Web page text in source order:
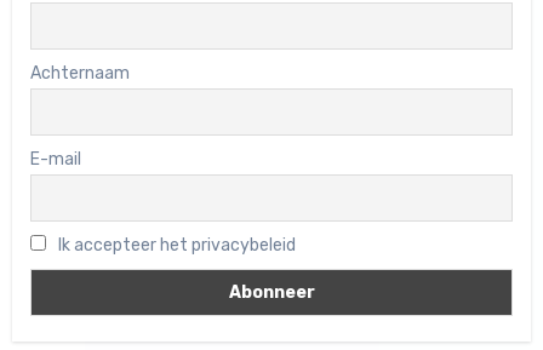
Achternaam
E-mail
Ik accepteer het privacybeleid